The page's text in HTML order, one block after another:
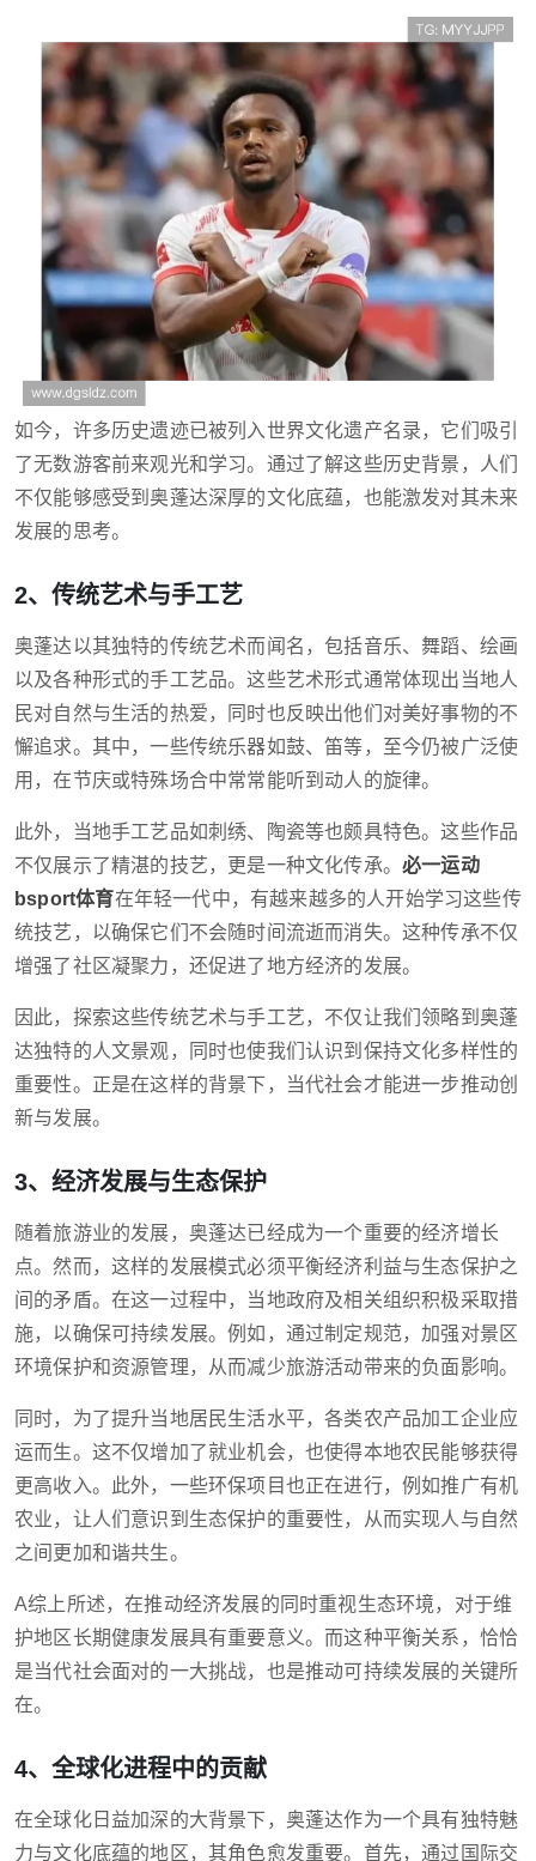
如今，许多历史遗迹已被列入世界文化遗产名录，它们吸引
了无数游客前来观光和学习。通过了解这些历史背景，人们
不仅能够感受到奥蓬达深厚的文化底蕴，也能激发对其未来
发展的思考。
2、传统艺术与手工艺
奥蓬达以其独特的传统艺术而闻名，包括音乐、舞蹈、绘画
以及各种形式的手工艺品。这些艺术形式通常体现出当地人
民对自然与生活的热爱，同时也反映出他们对美好事物的不
懈追求。其中，一些传统乐器如鼓、笛等，至今仍被广泛使
用，在节庆或特殊场合中常常能听到动人的旋律。
此外，当地手工艺品如刺绣、陶瓷等也颇具特色。这些作品
不仅展示了精湛的技艺，更是一种文化传承。必一运动
bsport体育在年轻一代中，有越来越多的人开始学习这些传
统技艺，以确保它们不会随时间流逝而消失。这种传承不仅
增强了社区凝聚力，还促进了地方经济的发展。
因此，探索这些传统艺术与手工艺，不仅让我们领略到奥蓬
达独特的人文景观，同时也使我们认识到保持文化多样性的
重要性。正是在这样的背景下，当代社会才能进一步推动创
新与发展。
3、经济发展与生态保护
随着旅游业的发展，奥蓬达已经成为一个重要的经济增长
点。然而，这样的发展模式必须平衡经济利益与生态保护之
间的矛盾。在这一过程中，当地政府及相关组织积极采取措
施，以确保可持续发展。例如，通过制定规范，加强对景区
环境保护和资源管理，从而减少旅游活动带来的负面影响。
同时，为了提升当地居民生活水平，各类农产品加工企业应
运而生。这不仅增加了就业机会，也使得本地农民能够获得
更高收入。此外，一些环保项目也正在进行，例如推广有机
农业，让人们意识到生态保护的重要性，从而实现人与自然
之间更加和谐共生。
A综上所述，在推动经济发展的同时重视生态环境，对于维
护地区长期健康发展具有重要意义。而这种平衡关系，恰恰
是当代社会面对的一大挑战，也是推动可持续发展的关键所
在。
4、全球化进程中的贡献
在全球化日益加深的大背景下，奥蓬达作为一个具有独特魅
力与文化底蕴的地区，其角色愈发重要。首先，通过国际交